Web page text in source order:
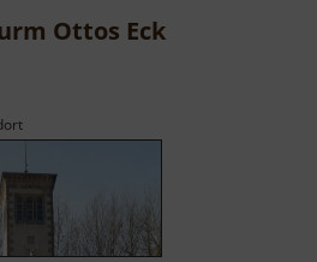
Ottos Eck